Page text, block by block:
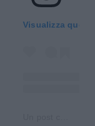
Visualizza